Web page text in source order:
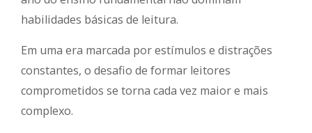
habilidades básicas de leitura.
Em uma era marcada por estímulos e distrações
constantes, o desafio de formar leitores
comprometidos se torna cada vez maior e mais
complexo.